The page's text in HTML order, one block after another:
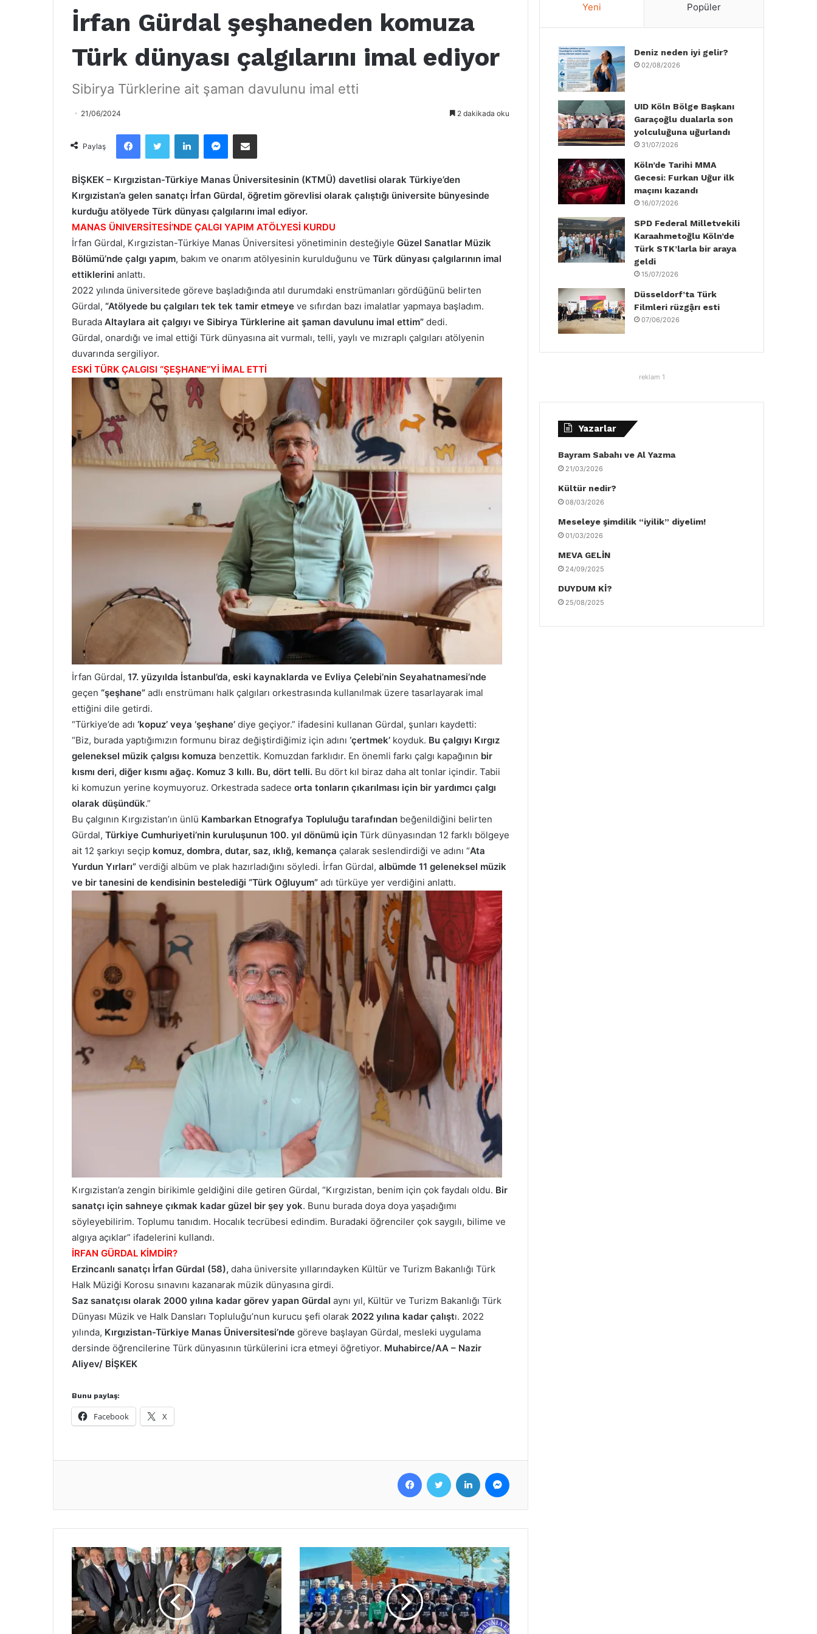
İrfan Gürdal şeşhaneden komuza
Türk dünyası çalgılarını imal ediyor
Sibirya Türklerine ait şaman davulunu imal etti
21/06/2024 2 dakikada oku
Paylaş
BİŞKEK – Kırgızistan-Türkiye Manas Üniversitesinin (KTMÜ) davetlisi olarak Türkiye’den
Kırgızistan’a gelen sanatçı İrfan Gürdal, öğretim görevlisi olarak çalıştığı üniversite bünyesinde
kurduğu atölyede Türk dünyası çalgılarını imal ediyor.
MANAS ÜNIVERSİTESİ’NDE ÇALGI YAPIM ATÖLYESİ KURDU
İrfan Gürdal, Kırgızistan-Türkiye Manas Üniversitesi yönetiminin desteğiyle Güzel Sanatlar Müzik
Bölümü’nde çalgı yapım, bakım ve onarım atölyesinin kurulduğunu ve Türk dünyası çalgılarının imal
ettiklerini anlattı.
2022 yılında üniversitede göreve başladığında atıl durumdaki enstrümanları gördüğünü belirten
Gürdal, “Atölyede bu çalgıları tek tek tamir etmeye ve sıfırdan bazı imalatlar yapmaya başladım.
Burada Altaylara ait çalgıyı ve Sibirya Türklerine ait şaman davulunu imal ettim” dedi.
Gürdal, onardığı ve imal ettiği Türk dünyasına ait vurmalı, telli, yaylı ve mızraplı çalgıları atölyenin
duvarında sergiliyor.
ESKİ TÜRK ÇALGISI “ŞEŞHANE”Yİ İMAL ETTİ
İrfan Gürdal, 17. yüzyılda İstanbul’da, eski kaynaklarda ve Evliya Çelebi’nin Seyahatnamesi’nde
geçen “şeşhane” adlı enstrümanı halk çalgıları orkestrasında kullanılmak üzere tasarlayarak imal
ettiğini dile getirdi.
“Türkiye’de adı ‘kopuz’ veya ‘şeşhane’ diye geçiyor.” ifadesini kullanan Gürdal, şunları kaydetti:
“Biz, burada yaptığımızın formunu biraz değiştirdiğimiz için adını ‘çertmek’ koyduk. Bu çalgıyı Kırgız
geleneksel müzik çalgısı komuza benzettik. Komuzdan farklıdır. En önemli farkı çalgı kapağının bir
kısmı deri, diğer kısmı ağaç. Komuz 3 kıllı. Bu, dört telli. Bu dört kıl biraz daha alt tonlar içindir. Tabii
ki komuzun yerine koymuyoruz. Orkestrada sadece orta tonların çıkarılması için bir yardımcı çalgı
olarak düşündük.”
Bu çalgının Kırgızistan’ın ünlü Kambarkan Etnografya Topluluğu tarafından beğenildiğini belirten
Gürdal, Türkiye Cumhuriyeti’nin kuruluşunun 100. yıl dönümü için Türk dünyasından 12 farklı bölgeye
ait 12 şarkıyı seçip komuz, dombra, dutar, saz, ıklığ, kemança çalarak seslendirdiği ve adını “Ata
Yurdun Yırları” verdiği albüm ve plak hazırladığını söyledi. İrfan Gürdal, albümde 11 geleneksel müzik
ve bir tanesini de kendisinin bestelediği “Türk Oğluyum” adı türküye yer verdiğini anlattı.
Kırgızistan’a zengin birikimle geldiğini dile getiren Gürdal, “Kırgızistan, benim için çok faydalı oldu. Bir
sanatçı için sahneye çıkmak kadar güzel bir şey yok. Bunu burada doya doya yaşadığımı
söyleyebilirim. Toplumu tanıdım. Hocalık tecrübesi edindim. Buradaki öğrenciler çok saygılı, bilime ve
algıya açıklar” ifadelerini kullandı.
İRFAN GÜRDAL KİMDİR?
Erzincanlı sanatçı İrfan Gürdal (58), daha üniversite yıllarındayken Kültür ve Turizm Bakanlığı Türk
Halk Müziği Korosu sınavını kazanarak müzik dünyasına girdi.
Saz sanatçısı olarak 2000 yılına kadar görev yapan Gürdal aynı yıl, Kültür ve Turizm Bakanlığı Türk
Dünyası Müzik ve Halk Dansları Topluluğu’nun kurucu şefi olarak 2022 yılına kadar çalıştı. 2022
yılında, Kırgızistan-Türkiye Manas Üniversitesi’nde göreve başlayan Gürdal, mesleki uygulama
dersinde öğrencilerine Türk dünyasının türkülerini icra etmeyi öğretiyor. Muhabirce/AA – Nazir
Aliyev/ BİŞKEK
Bunu paylaş:
Facebook X
e
b
o
o
t
e
r
e
d
n
u
b
t
a
g
a
m
o
k
Yeni Popüler
Deniz neden iyi gelir?
02/08/2026
UID Köln Bölge Başkanı
Garaçoğlu dualarla son
yolculuğuna uğurlandı
31/07/2026
Köln’de Tarihi MMA
Gecesi: Furkan Uğur ilk
maçını kazandı
16/07/2026
SPD Federal Milletvekili
Karaahmetoğlu Köln’de
Türk STK’larla bir araya
geldi
15/07/2026
Düsseldorf’ta Türk
Filmleri rüzgậrı esti
07/06/2026
reklam 1
Yazarlar
Bayram Sabahı ve Al Yazma
21/03/2026
Kültür nedir?
08/03/2026
Meseleye şimdilik “iyilik” diyelim!
01/03/2026
MEVA GELİN
24/09/2025
DUYDUM Kİ?
25/08/2025